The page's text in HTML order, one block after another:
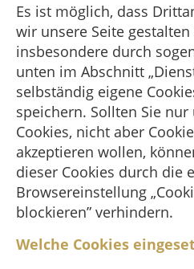
Es ist möglich, dass
wir unsere Seite
insbesondere durch
unten im Abschnitt
selbständig eigene
speichern. Sollten Sie nur
Cookies, nicht aber
akzeptieren wollen,
dieser Cookies durch die
Browsereinstellung
blockieren” verhindern.
Welche Cookies